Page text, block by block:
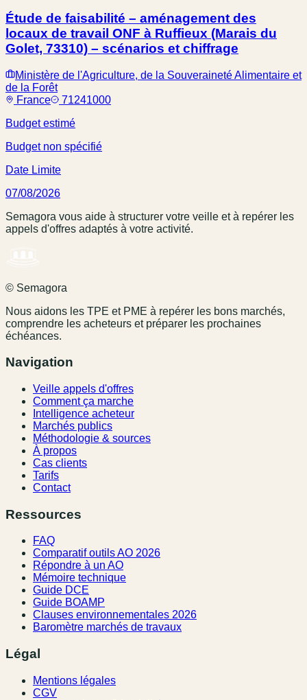
Étude de faisabilité – aménagement des
locaux de travail ONF à Ruffieux (Marais du
Golet, 73310) – scénarios et chiffrage
Ministère de l'Agriculture, de la Souveraineté Alimentaire et
de la Forêt
France
71241000
Budget estimé
Budget non spécifié
Date Limite
07/08/2026
Semagora vous aide à structurer votre veille et à repérer les
appels d'offres adaptés à votre activité.
© Semagora
Nous aidons les TPE et PME à repérer les bons marchés,
comprendre les acheteurs et préparer les prochaines
échéances.
Navigation
Veille appels d'offres
Comment ça marche
Intelligence acheteur
Marchés publics
Méthodologie & sources
À propos
Cas clients
Tarifs
Contact
Ressources
FAQ
Comparatif outils AO 2026
Répondre à un AO
Mémoire technique
Guide DCE
Guide BOAMP
Clauses environnementales 2026
Baromètre marchés de travaux
Légal
Mentions légales
CGV